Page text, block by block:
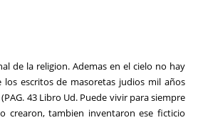
de la religion. Ademas en el cielo no hay
escritos de masoretas judios mil años
43 Libro Ud. Puede vivir para siempre
crearon, tambien inventaron ese ficticio